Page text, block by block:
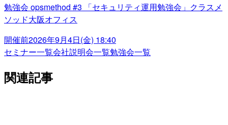
勉強会 opsmethod #3 「セキュリティ運用勉強会」クラスメ
ソッド大阪オフィス
開催前2026年9月4日(金) 18:40
セミナー一覧会社説明会一覧勉強会一覧
関連記事